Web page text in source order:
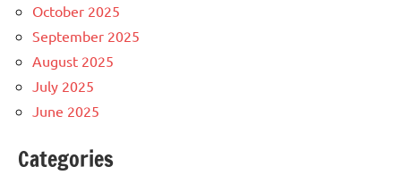
October 2025
September 2025
August 2025
July 2025
June 2025
Categories